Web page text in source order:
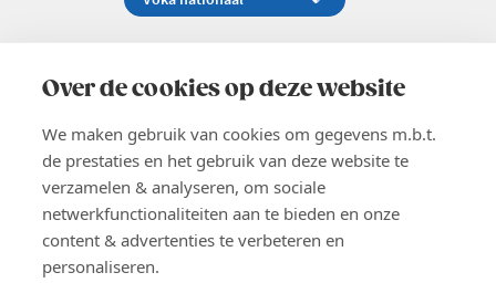
Over de cookies op deze website
We maken gebruik van cookies om gegevens m.b.t.
de prestaties en het gebruik van deze website te
verzamelen & analyseren, om sociale
netwerkfunctionaliteiten aan te bieden en onze
content & advertenties te verbeteren en
personaliseren.
02 229 81 11
EN